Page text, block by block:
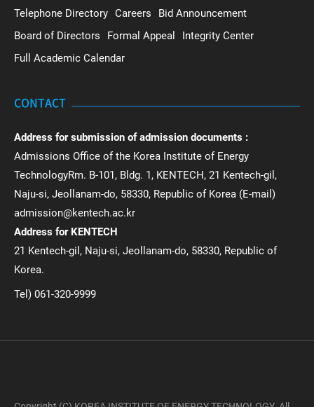
Telephone Directory Careers
Bid Announcement
Board of Directors
Formal Appeal
Integrity Center
Full Academic Calendar
CONTACT
Address for submission of admission documents :
Admissions Office of the Korea Institute of Energy
TechnologyRm. B-101, Bldg. 1, KENTECH, 21 Kentech-gil,
Naju-si, Jeollanam-do, 58330, Republic of Korea (E-mail)
admission@kentech.ac.kr
Address for KENTECH
21 Kentech-gil, Naju-si, Jeollanam-do, 58330, Republic of
Korea.
Tel) 061-320-9999